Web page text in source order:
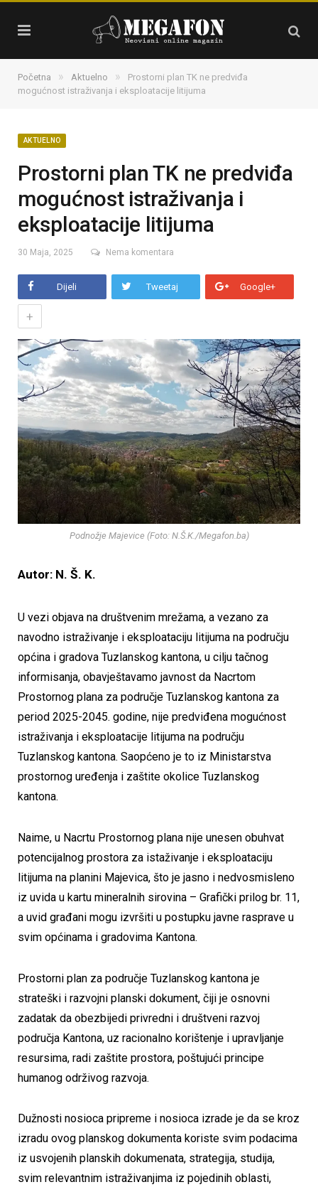
Početna » Aktuelno »
Prostorni plan TK ne predviđa
mogućnost istraživanja i eksploatacije litijuma
AKTUELNO
Prostorni plan TK ne predviđa
mogućnost istraživanja i
eksploatacije litijuma
30 Maja, 2025 Nema komentara
Dijeli Tweetaj Google+
+
Podnožje Majevice (Foto: N.Š.K./Megafon.ba)
Autor: N. Š. K.
U vezi objava na društvenim mrežama, a vezano za
navodno istraživanje i eksploataciju litijuma na području
općina i gradova Tuzlanskog kantona, u cilju tačnog
informisanja, obavještavamo javnost da Nacrtom
Prostornog plana za područje Tuzlanskog kantona za
period 2025-2045. godine, nije predviđena mogućnost
istraživanja i eksploatacije litijuma na području
Tuzlanskog kantona. Saopćeno je to iz Ministarstva
prostornog uređenja i zaštite okolice Tuzlanskog
kantona.
Naime, u Nacrtu Prostornog plana nije unesen obuhvat
potencijalnog prostora za istaživanje i eksploataciju
litijuma na planini Majevica, što je jasno i nedvosmisleno
iz uvida u kartu mineralnih sirovina – Grafički prilog br. 11,
a uvid građani mogu izvršiti u postupku javne rasprave u
svim općinama i gradovima Kantona.
Prostorni plan za područje Tuzlanskog kantona je
strateški i razvojni planski dokument, čiji je osnovni
zadatak da obezbijedi privredni i društveni razvoj
područja Kantona, uz racionalno korištenje i upravljanje
resursima, radi zaštite prostora, poštujući principe
humanog održivog razvoja.
Dužnosti nosioca pripreme i nosioca izrade je da se kroz
izradu ovog planskog dokumenta koriste svim podacima
iz usvojenih planskih dokumenata, strategija, studija,
svim relevantnim istraživanjima iz pojedinih oblasti,